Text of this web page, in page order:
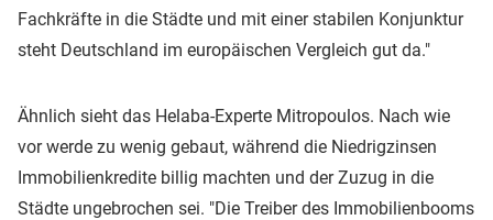
Fachkräfte in die Städte und mit einer stabilen Konjunktur
steht Deutschland im europäischen Vergleich gut da."
Ähnlich sieht das Helaba-Experte Mitropoulos. Nach wie
vor werde zu wenig gebaut, während die Niedrigzinsen
Immobilienkredite billig machten und der Zuzug in die
Städte ungebrochen sei. "Die Treiber des Immobilienbooms